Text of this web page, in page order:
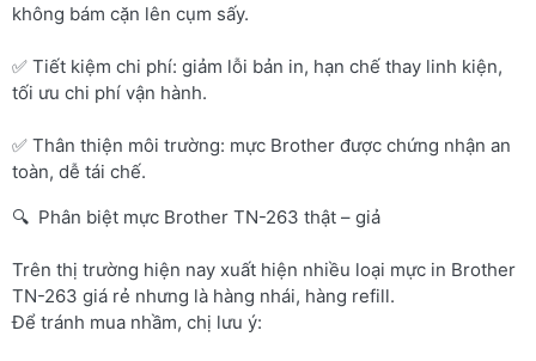
không bám cặn lên cụm sấy.
✅ Tiết kiệm chi phí: giảm lỗi bản in, hạn chế thay linh kiện,
tối ưu chi phí vận hành.
✅ Thân thiện môi trường: mực Brother được chứng nhận an
toàn, dễ tái chế.
🔍 Phân biệt mực Brother TN-263 thật – giả
Trên thị trường hiện nay xuất hiện nhiều loại mực in Brother
TN-263 giá rẻ nhưng là hàng nhái, hàng refill.
Để tránh mua nhầm, chị lưu ý: